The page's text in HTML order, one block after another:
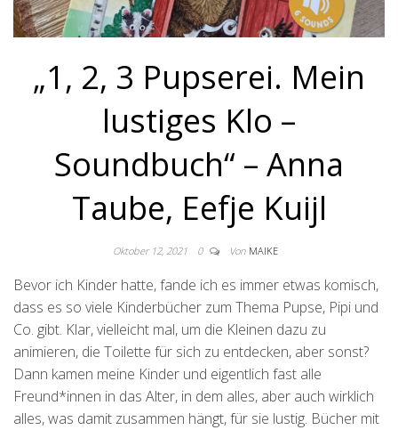
„1, 2, 3 Pupserei. Mein
lustiges Klo –
Soundbuch“ – Anna
Taube, Eefje Kuijl
Oktober 12, 2021 0 Von MAIKE
Bevor ich Kinder hatte, fande ich es immer etwas komisch,
dass es so viele Kinderbücher zum Thema Pupse, Pipi und
Co. gibt. Klar, vielleicht mal, um die Kleinen dazu zu
animieren, die Toilette für sich zu entdecken, aber sonst?
Dann kamen meine Kinder und eigentlich fast alle
Freund*innen in das Alter, in dem alles, aber auch wirklich
alles, was damit zusammen hängt, für sie lustig. Bücher mit